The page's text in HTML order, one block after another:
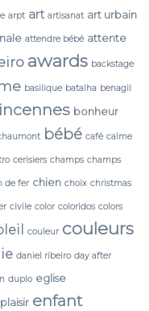
arpt art artisanat art urbain
attendre bébé attente
awards backstage
basilique batalha benagil
bonheur
bébé café calme
cerisiers champs champs
de fer chien choix christmas
civile color coloridos colors
couleur couleurs
daniel ribeiro day after
duplo eglise
enfant